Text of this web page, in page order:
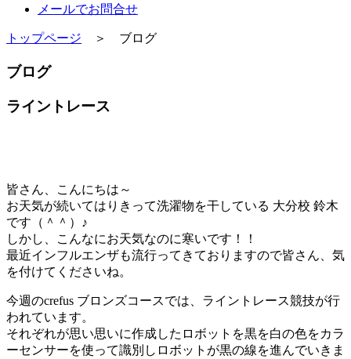
メールでお問合せ
トップページ ＞ ブログ
ブログ
ライントレース
皆さん、こんにちは～
お天気が続いてはりきって洗濯物を干している 大分校 鈴木
です（＾＾）♪
しかし、こんなにお天気なのに寒いです！！
最近インフルエンザも流行ってきておりますので皆さん、気
を付けてくださいね。
今週のcrefus ブロンズコースでは、ライントレース競技が行
われています。
それぞれが思い思いに作成したロボットを黒を白の色をカラ
ーセンサーを使って識別しロボットが黒の線を進んでいきま